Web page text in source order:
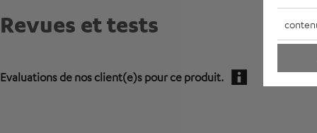
Revues et tests
Evaluations de nos client(e)s pour ce produit.